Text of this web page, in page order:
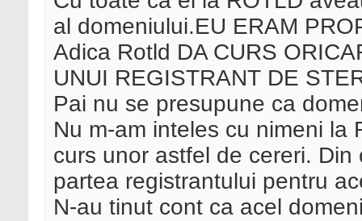
al domeniului.EU ERAM
Adica Rotld DA CURS
UNUI REGISTRANT DE
Pai nu se presupune ca
Nu m-am inteles cu nimeni la
curs unor astfel de cereri.
partea registrantului pentru
N-au tinut cont ca acel